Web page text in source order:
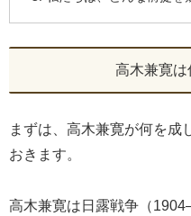
高木兼寛
まずは、高木兼寛が何を成
おきます。
高木兼寛は日露戦争（